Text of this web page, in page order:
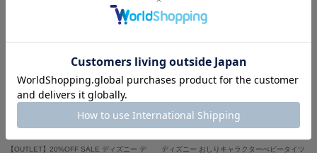
【OUTLET】20%OFF SALE ディズニー デ
ディズニー おしりキャラクターべビータイツ